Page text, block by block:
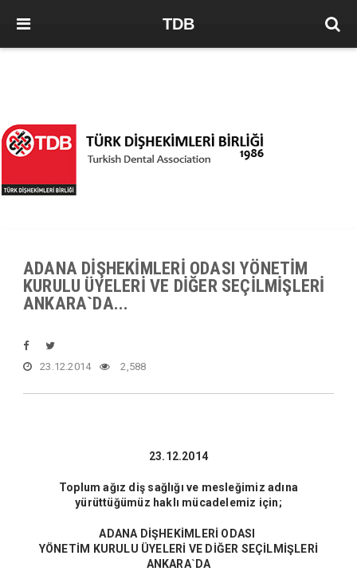
TDB
ADANA DİŞHEKİMLERİ ODASI YÖNETİM
KURULU ÜYELERİ VE DİĞER SEÇİLMİŞLERİ
ANKARA`DA...
23.12.2014 2,588
23.12.2014
Toplum ağız diş sağlığı ve mesleğimiz adına
yürüttüğümüz haklı mücadelemiz için;
ADANA DİŞHEKİMLERİ ODASI
YÖNETİM KURULU ÜYELERİ VE DİĞER SEÇİLMİŞLERİ
ANKARA`DA